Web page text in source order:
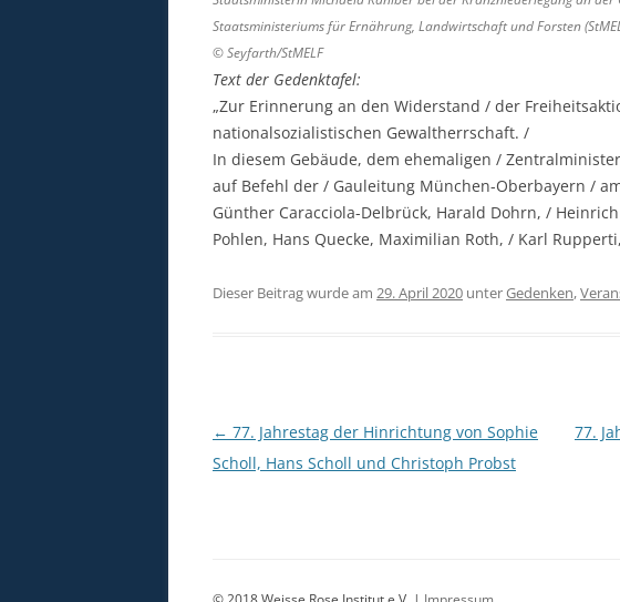
Staatsministeriums für Ernährung, Landwirtschaft und Forsten
© Seyfarth/StMELF
Text der Gedenktafel:
„Zur Erinnerung an den Widerstand / der
nationalsozialistischen Gewaltherrschaft. /
In diesem Gebäude, dem ehemaligen /
auf Befehl der / Gauleitung München-Oberbayern /
Günther Caracciola-Delbrück, Harald Dohrn, /
Pohlen, Hans Quecke, Maximilian Roth, / Karl
Dieser Beitrag wurde am 29. April 2020 unterGedenken,
Beitragsnavigation
← 77. Jahrestag der Hinrichtung von Sophie
Scholl, Hans Scholl und Christoph Probst
77.